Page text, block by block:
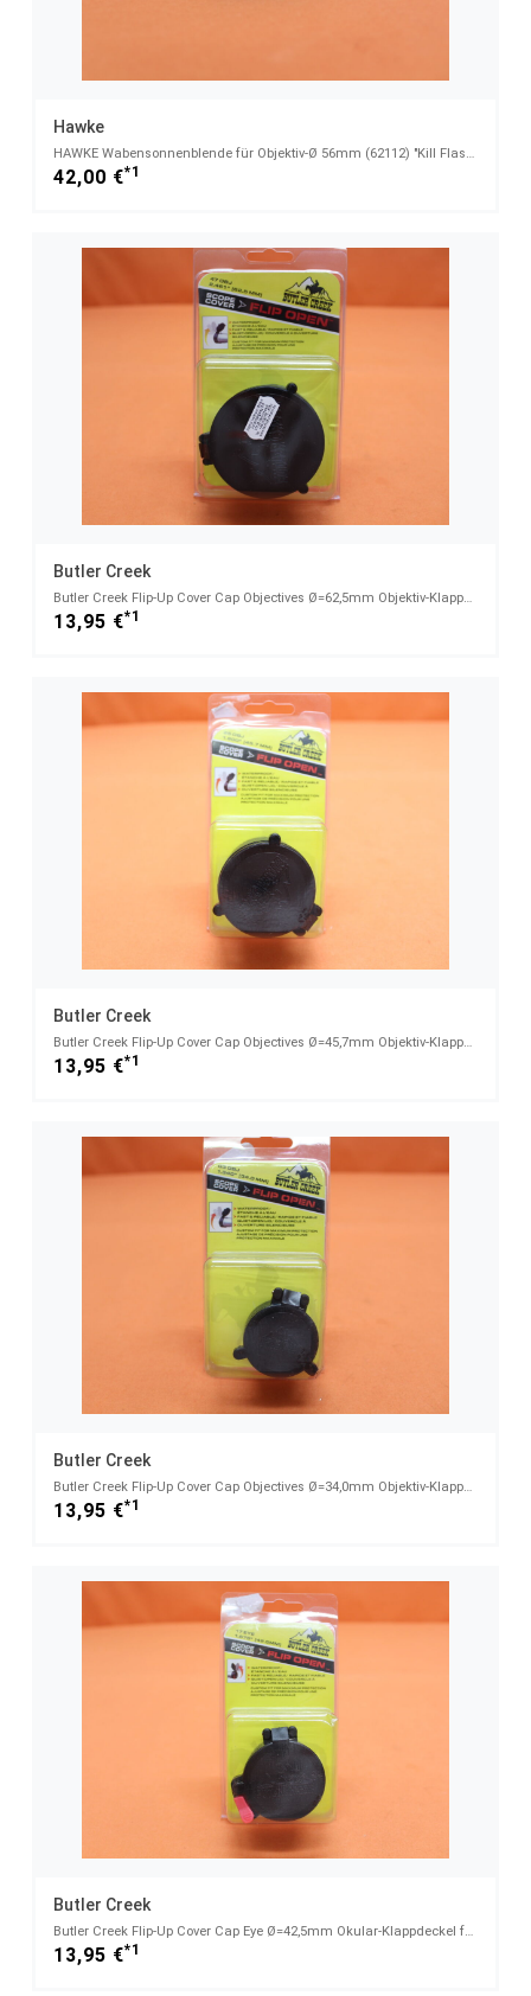
Hawke
HAWKE Wabensonnenblende für Objektiv-Ø 56mm (62112) "Kill Flash", z.B. für Sidewinder Zielfernrohre
42,00 €*1
Butler Creek
Butler Creek Flip-Up Cover Cap Objectives Ø=62,5mm Objektiv-Klappdeckel für Zielfernrohre (30470)
13,95 €*1
Butler Creek
Butler Creek Flip-Up Cover Cap Objectives Ø=45,7mm Objektiv-Klappdeckel für Zielfernrohre (30250)
13,95 €*1
Butler Creek
Butler Creek Flip-Up Cover Cap Objectives Ø=34,0mm Objektiv-Klappdeckel für Zielfernrohre (30035)
13,95 €*1
Butler Creek
Butler Creek Flip-Up Cover Cap Eye Ø=42,5mm Okular-Klappdeckel für Zielfernrohre (MO20170)
13,95 €*1